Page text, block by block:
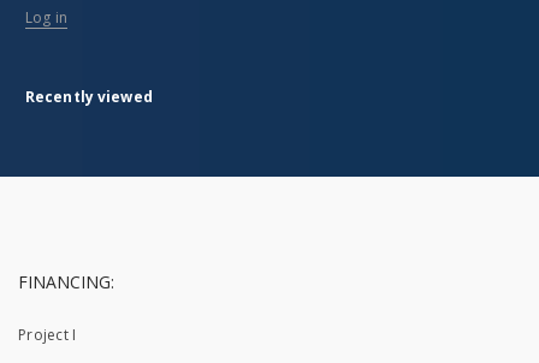
Log in
Recently viewed
FINANCING:
Project I